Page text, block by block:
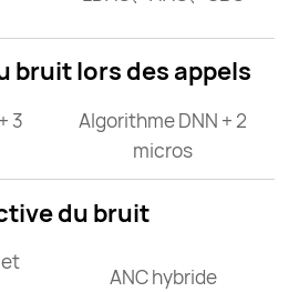
bruit lors des appels
3
Algorithme DNN + 2
micros
du bruit
ANC hybride